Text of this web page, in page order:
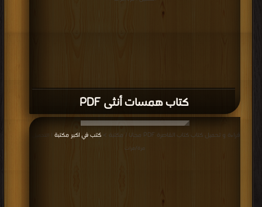
كتاب همسات أنثى PDF
قراءة و تحميل كتاب كتاب القاصرة PDF مجانا | مكتبة > كتب في اكبر مكتبة
مرة/مرات